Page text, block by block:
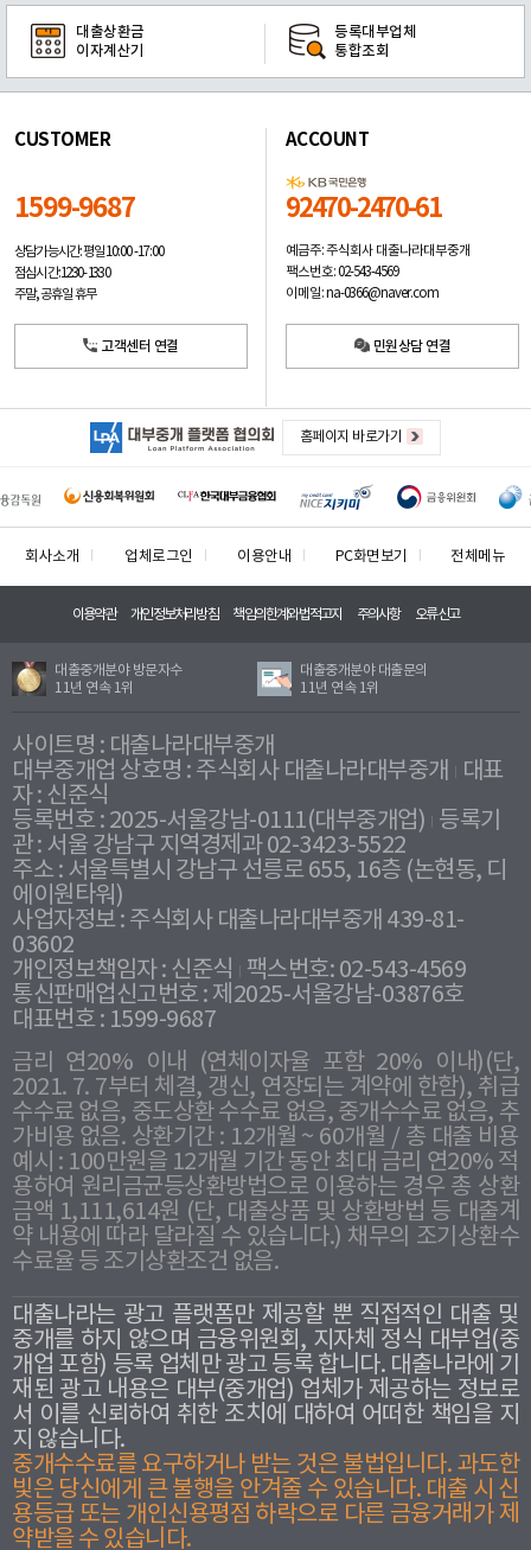
대출상환금
이자계산기
등록대부업체
통합조회
CUSTOMER
1599-9687
상담가능시간: 평일10:00 -17:00
점심시간: 12:30 - 13:30
주말, 공휴일 휴무
고객센터 연결
ACCOUNT
92470-2470-61
예금주: 주식회사 대출나라대부중개
팩스번호: 02-543-4569
이메일: na-0366@naver.com
민원상담 연결
홈페이지 바로가기
회사소개 업체로그인 이용안내 PC화면보기 전체메뉴
이용약관 개인정보처리방침 책임의한계와법적고지 주의사항 오류신고
대출중개분야 방문자수
11년 연속 1위
대출중개분야 대출문의
11년 연속 1위
사이트명 : 대출나라대부중개
대부중개업 상호명 : 주식회사 대출나라대부중개
대표
자 : 신준식
등록번호 : 2025-서울강남-0111(대부중개업) 등록기
관 : 서울 강남구 지역경제과 02-3423-5522
주소 : 서울특별시 강남구 선릉로 655, 16층 (논현동, 디
에이원타워)
사업자정보 : 주식회사 대출나라대부중개 439-81-
03602
개인정보책임자 : 신준식
팩스번호: 02-543-4569
통신판매업신고번호 : 제2025-서울강남-03876호
대표번호 : 1599-9687
금리 연20% 이내 (연체이자율 포함 20% 이내)(단,
2021. 7. 7부터 체결, 갱신, 연장되는 계약에 한함), 취급
수수료 없음, 중도상환 수수료 없음, 중개수수료 없음, 추
가비용 없음. 상환기간 : 12개월 ~ 60개월 / 총 대출 비용
예시 : 100만원을 12개월 기간 동안 최대 금리 연20% 적
용하여 원리금균등상환방법으로 이용하는 경우 총 상환
금액 1,111,614원 (단, 대출상품 및 상환방법 등 대출계
약 내용에 따라 달라질 수 있습니다.) 채무의 조기상환수
수료율 등 조기상환조건 없음.
대출나라는 광고 플랫폼만 제공할 뿐 직접적인 대출 및
중개를 하지 않으며 금융위원회, 지자체 정식 대부업(중
개업 포함) 등록 업체만 광고 등록 합니다. 대출나라에 기
재된 광고 내용은 대부(중개업) 업체가 제공하는 정보로
서 이를 신뢰하여 취한 조치에 대하여 어떠한 책임을 지
지 않습니다.
중개수수료를 요구하거나 받는 것은 불법입니다. 과도한
빛은 당신에게 큰 불행을 안겨줄 수 있습니다. 대출 시 신
용등급 또는 개인신용평점 하락으로 다른 금융거래가 제
약받을 수 있습니다.